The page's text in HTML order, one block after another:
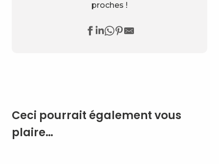
proches !
Ceci pourrait également vous
plaire…